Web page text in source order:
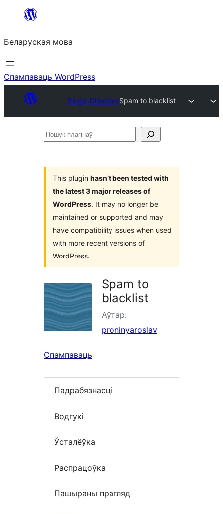
Перайсці
змесціва
Беларуская мова
Спампаваць WordPress
Plugin DirectorySpam to blacklist
Пошук
This plugin hasn’t been tested with
the latest 3 major releases of
WordPress. It may no longer be
maintained or supported and may
have compatibility issues when used
with more recent versions of
WordPress.
Spam to
blacklist
Аўтар:
proninyaroslav
Спампаваць
Падрабязнасці
Водгукі
Ўсталёўка
Распрацоўка
Пашыраны прагляд